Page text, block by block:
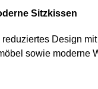
Sitzkissen
Design
sowie moderne